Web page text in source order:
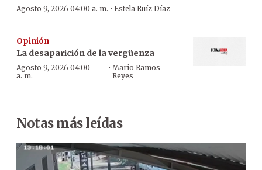
Agosto 9, 2026 04:00 a. m. · Estela Ruíz Díaz
Opinión
La desaparición de la vergüenza
Agosto 9, 2026 04:00
a. m.
· Mario Ramos
Reyes
Notas más leídas